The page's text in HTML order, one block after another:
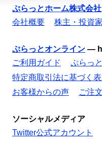
ぷらっとホーム株式会社
会社概要
株主・投資
ぷらっとオンライン —
ご利用ガイド
ぷらっ
特定商取引法に基づく
お客様からの声
ご注
ソーシャルメディア
Twitter公式アカウント